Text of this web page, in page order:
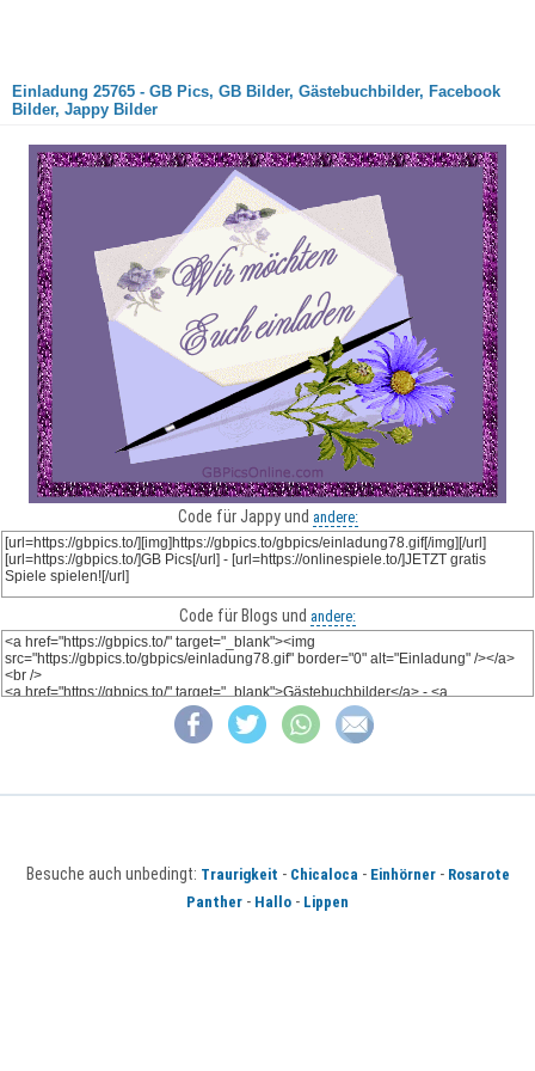
Einladung 25765 - GB Pics, GB Bilder, Gästebuchbilder, Facebook
Bilder, Jappy Bilder
Code für Jappy und andere:
Code für Blogs und andere:
Besuche auch unbedingt: Traurigkeit - Chicaloca - Einhörner- Rosarote
Panther - Hallo - Lippen